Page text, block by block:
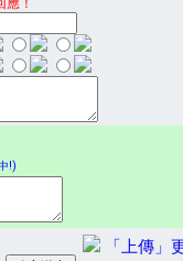
！
!)
「上傳」